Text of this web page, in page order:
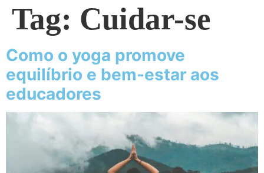
Tag: Cuidar-se
Como o yoga promove
equilíbrio e bem-estar aos
educadores